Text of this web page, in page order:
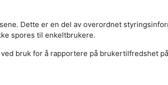
Dette er en del av overordnet
spores til enkeltbrukere.
bruk for å rapportere på brukertilfredshet